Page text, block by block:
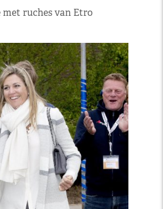
met ruches van Etro